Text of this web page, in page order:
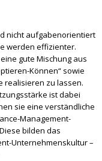
nicht aufgabenorientiert
werden effizienter.
gute Mischung aus
Können“ sowie
realisieren zu lassen.
ist dabei
sie eine verständliche
Management-
bilden das
Unternehmenskultur –